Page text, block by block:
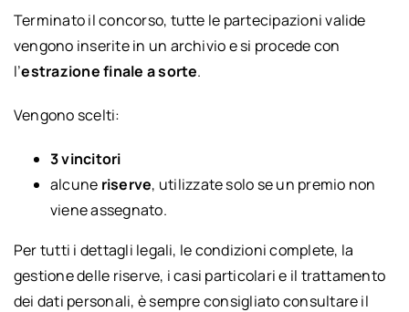
Terminato il concorso, tutte le partecipazioni valide
vengono inserite in un archivio e si procede con
l’estrazione finale a sorte.
Vengono scelti:
3 vincitori
alcune riserve, utilizzate solo se un premio non
viene assegnato.
Per tutti i dettagli legali, le condizioni complete, la
gestione delle riserve, i casi particolari e il trattamento
dei dati personali, è sempre consigliato consultare il